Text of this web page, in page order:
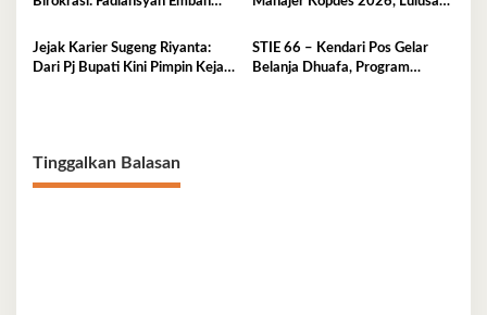
Jejak Karier Sugeng Riyanta:
Dari Pj Bupati Kini Pimpin Kejati
STIE 66 – Kendari Pos Gelar
Belanja Dhuafa, Program
Tinggalkan Balasan